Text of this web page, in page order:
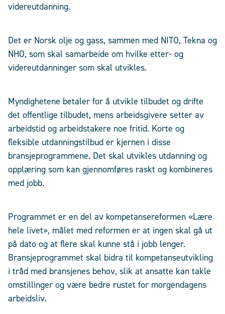
videreutdanning.
Det er Norsk olje og gass, sammen med NITO, Tekna og
NHO, som skal samarbeide om hvilke etter- og
videreutdanninger som skal utvikles.
Myndighetene betaler for å utvikle tilbudet og drifte
det offentlige tilbudet, mens arbeidsgivere setter av
arbeidstid og arbeidstakere noe fritid. Korte og
fleksible utdanningstilbud er kjernen i disse
bransjeprogrammene. Det skal utvikles utdanning og
opplæring som kan gjennomføres raskt og kombineres
med jobb.
Programmet er en del av kompetansereformen «Lære
hele livet», målet med reformen er at ingen skal gå ut
på dato og at flere skal kunne stå i jobb lenger.
Bransjeprogrammet skal bidra til kompetanseutvikling
i tråd med bransjenes behov, slik at ansatte kan takle
omstillinger og være bedre rustet for morgendagens
arbeidsliv.